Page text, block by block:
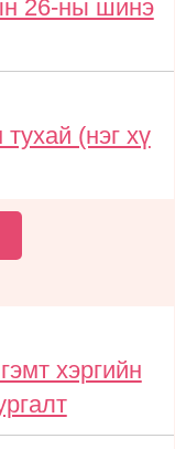
26-ны шинэ
(нэг хү
хэргийн